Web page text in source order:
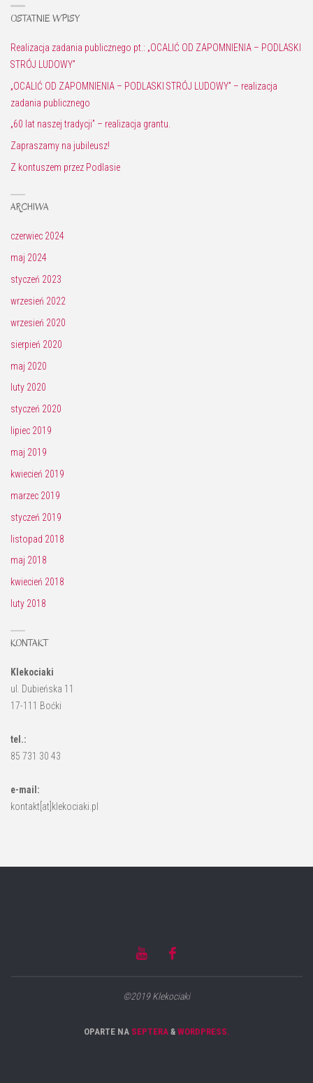
OSTATNIE WPISY
Realizacja zadania publicznego pt.: „OCALIĆ OD ZAPOMNIENIA – PODLASKI
STRÓJ LUDOWY”
„OCALIĆ OD ZAPOMNIENIA – PODLASKI STRÓJ LUDOWY” – realizacja
zadania publicznego
„60 lat naszej tradycji” – realizacja grantu.
Zapraszamy na jubileusz!
Z kontuszem przez Podlasie
ARCHIWA
czerwiec 2024
maj 2024
styczeń 2023
wrzesień 2022
wrzesień 2020
sierpień 2020
maj 2020
luty 2020
styczeń 2020
lipiec 2019
maj 2019
kwiecień 2019
marzec 2019
styczeń 2019
listopad 2018
maj 2018
kwiecień 2018
luty 2018
KONTAKT
Klekociaki
ul. Dubieńska 11
17-111 Boćki
tel.:
85 731 30 43
e-mail:
kontakt[at]klekociaki.pl
©2019 Klekociaki
OPARTE NASEPTERA& WORDPRESS.